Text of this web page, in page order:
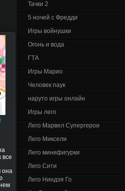
все
она
Тачки 2
5 ночей с Фредди
Игры войнушки
Огонь и вода
ГТА
Игры Марио
Человек паук
наруто игры онлайн
Игры лего
Лего Марвел Супергерои
Лего Миксели
Лего минифигурки
Лего Сити
Лего Ниндзя Го